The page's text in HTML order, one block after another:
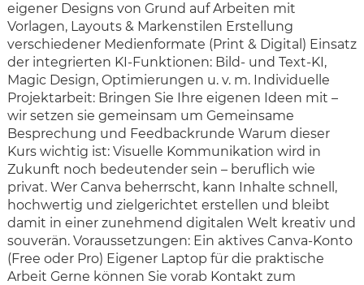
eigener Designs von Grund auf Arbeiten mit
Vorlagen, Layouts & Markenstilen Erstellung
verschiedener Medienformate (Print & Digital) Einsatz
der integrierten KI-Funktionen: Bild- und Text-KI,
Magic Design, Optimierungen u. v. m. Individuelle
Projektarbeit: Bringen Sie Ihre eigenen Ideen mit –
wir setzen sie gemeinsam um Gemeinsame
Besprechung und Feedbackrunde Warum dieser
Kurs wichtig ist: Visuelle Kommunikation wird in
Zukunft noch bedeutender sein – beruflich wie
privat. Wer Canva beherrscht, kann Inhalte schnell,
hochwertig und zielgerichtet erstellen und bleibt
damit in einer zunehmend digitalen Welt kreativ und
souverän. Voraussetzungen: Ein aktives Canva-Konto
(Free oder Pro) Eigener Laptop für die praktische
Arbeit Gerne können Sie vorab Kontakt zum